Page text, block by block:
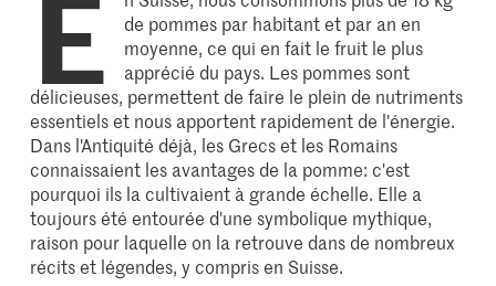
de pommes par habitant et par an en
moyenne, ce qui en fait le fruit le plus
apprécié du pays. Les pommes sont
délicieuses, permettent de faire le plein de nutriments
essentiels et nous apportent rapidement de l'énergie.
Dans l'Antiquité déjà, les Grecs et les Romains
connaissaient les avantages de la pomme: c'est
pourquoi ils la cultivaient à grande échelle. Elle a
toujours été entourée d'une symbolique mythique,
raison pour laquelle on la retrouve dans de nombreux
récits et légendes, y compris en Suisse.